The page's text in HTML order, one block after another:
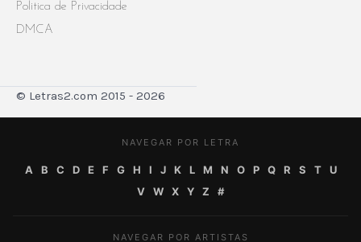
Politica de Privacidade
DMCA
© Letras2.com 2015 - 2026
NAVEGAR POR LETRA
A B C D E F G H I J K L M N O P Q R S T
U
V
W X Y Z #
NAVEGAR POR ARTISTAS